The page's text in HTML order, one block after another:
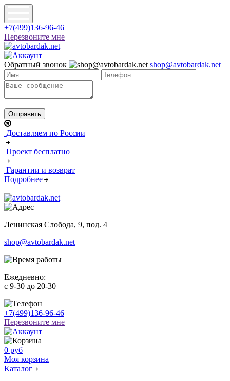
+7(499)136-96-46
Перезвоните мне
Обратный звонок shop@avtobardak.net
Доставляем по России
Проект бесплатно
Гарантии и возврат
Подробнее
Ленинская Слобода, 9, под. 4
shop@avtobardak.net
Ежедневно:
c 9-30 до 20-30
+7(499)136-96-46
Перезвоните мне
0 руб
Моя корзина
Каталог